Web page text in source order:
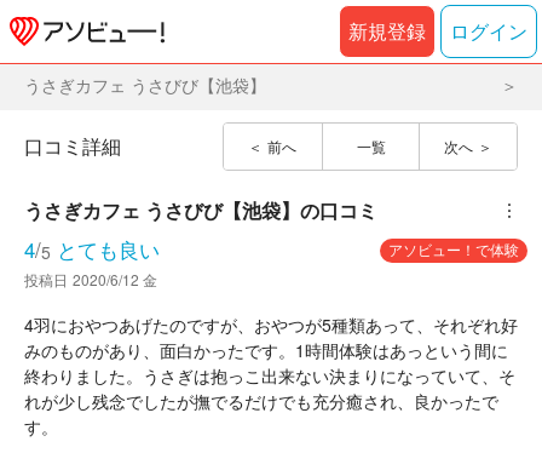
新規登録 ログイン
うさぎカフェ うさびび【池袋】
前へ 一覧 次へ
口コミ詳細
うさぎカフェ うさびび【池袋】 の口コミ ︙
4/5 とても良い
アソビュー！で体験
投稿日 2020/6/12 金
4羽におやつあげたのですが、おやつが5種類あって、それぞれ好
みのものがあり、面白かったです。1時間体験はあっという間に
終わりました。うさぎは抱っこ出来ない決まりになっていて、そ
れが少し残念でしたが撫でるだけでも充分癒され、良かったで
す。